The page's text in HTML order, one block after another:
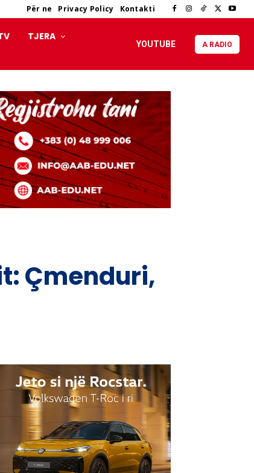
Për ne Privacy Policy Kontakti
TJERA
YOUTUBE A RADIO
Çmenduri,